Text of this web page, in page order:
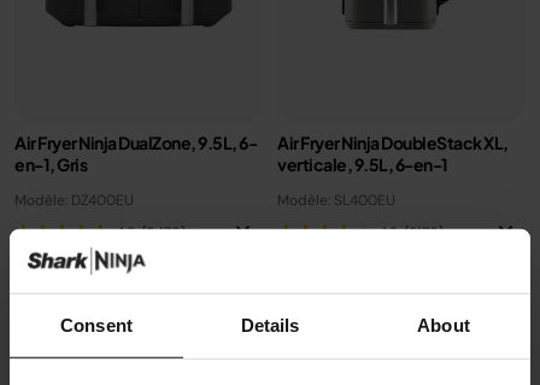
Consent Details About
Air Fryer Ninja DualZone, 9.5L, 6-
en-1, Gris
Modèle: DZ400EU
4.8 (9470)
2 zones de cuisson
Capacité: 9.5L (4 à 6 pers)
6 modes de cuisson (max
Air Fryer Ninja DoubleStack XL,
verticale, 9.5L, 6-en-1
Modèle: SL400EU
4.3 (2176)
2 zones de cuisson
Gain de place, 30% moins